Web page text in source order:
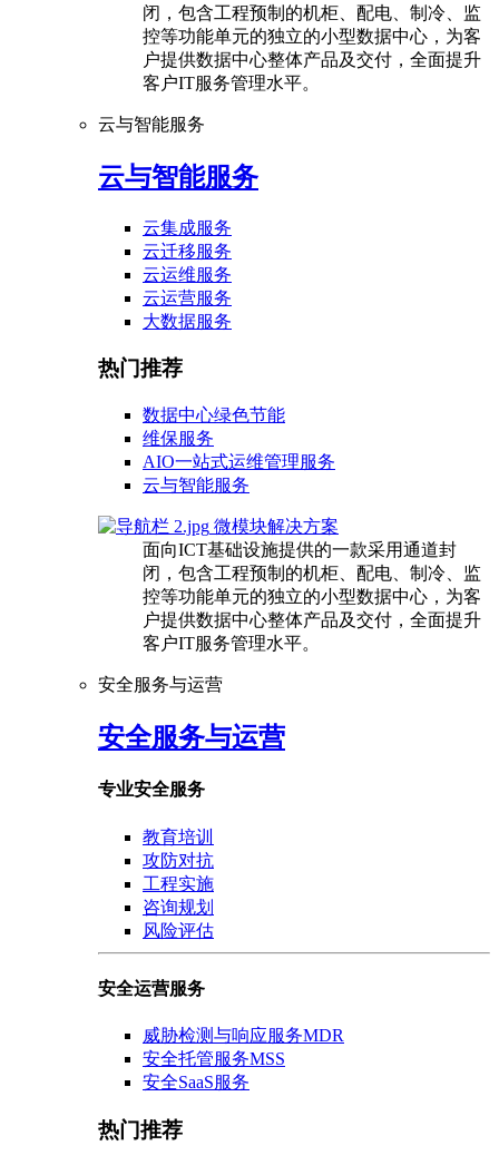
闭，包含工程预制的机柜、配电、制冷、监
控等功能单元的独立的小型数据中心，为客
户提供数据中心整体产品及交付，全面提升
客户IT服务管理水平。
云与智能服务
云与智能服务
云集成服务
云迁移服务
云运维服务
云运营服务
大数据服务
热门推荐
数据中心绿色节能
维保服务
AIO一站式运维管理服务
云与智能服务
微模块解决方案
面向ICT基础设施提供的一款采用通道封
闭，包含工程预制的机柜、配电、制冷、监
控等功能单元的独立的小型数据中心，为客
户提供数据中心整体产品及交付，全面提升
客户IT服务管理水平。
安全服务与运营
安全服务与运营
专业安全服务
教育培训
攻防对抗
工程实施
咨询规划
风险评估
安全运营服务
威胁检测与响应服务MDR
安全托管服务MSS
安全SaaS服务
热门推荐